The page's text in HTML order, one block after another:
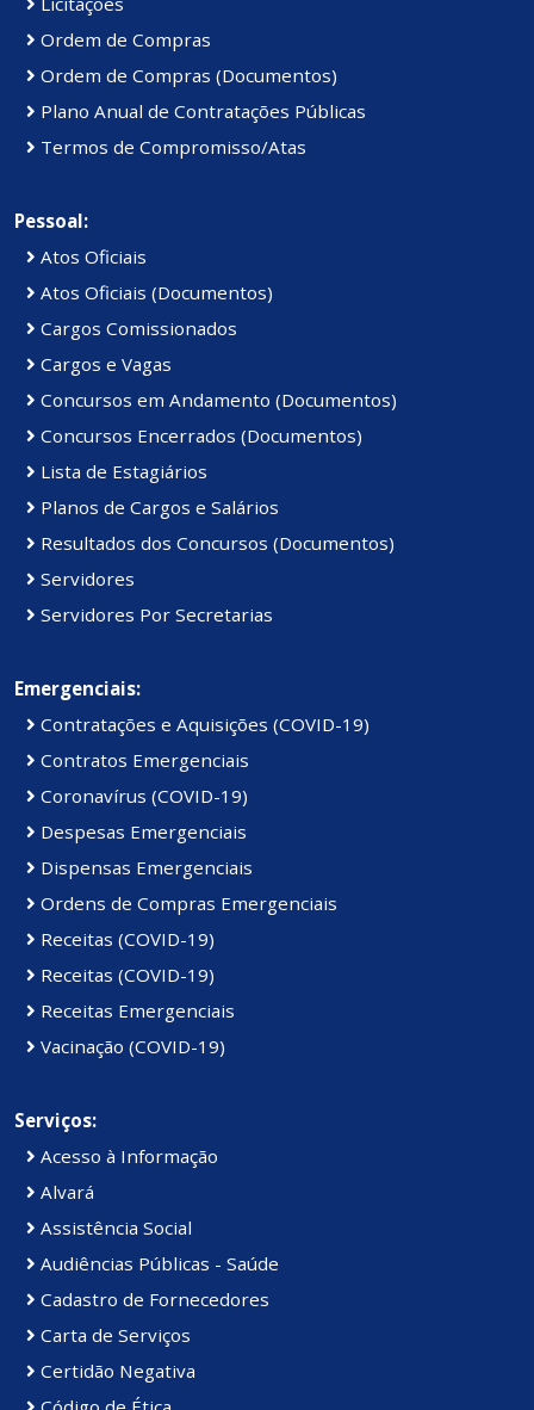
Ordem de Compras
Ordem de Compras (Documentos)
Plano Anual de Contratações Públicas
Termos de Compromisso/Atas
Pessoal:
Atos Oficiais
Atos Oficiais (Documentos)
Cargos Comissionados
Cargos e Vagas
Concursos em Andamento (Documentos)
Concursos Encerrados (Documentos)
Lista de Estagiários
Planos de Cargos e Salários
Resultados dos Concursos (Documentos)
Servidores
Servidores Por Secretarias
Emergenciais:
Contratações e Aquisições (COVID-19)
Contratos Emergenciais
Coronavírus (COVID-19)
Despesas Emergenciais
Dispensas Emergenciais
Ordens de Compras Emergenciais
Receitas (COVID-19)
Receitas (COVID-19)
Receitas Emergenciais
Vacinação (COVID-19)
Serviços:
Acesso à Informação
Alvará
Assistência Social
Audiências Públicas - Saúde
Cadastro de Fornecedores
Carta de Serviços
Certidão Negativa